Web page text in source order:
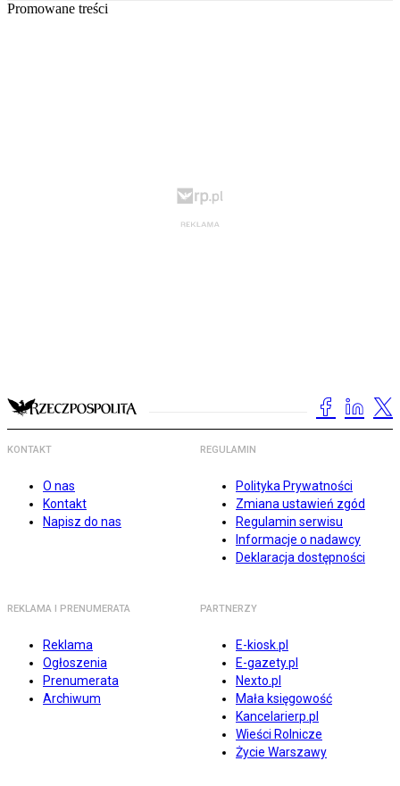
Promowane treści
KONTAKT
O nas
Kontakt
Napisz do nas
REGULAMIN
Polityka Prywatności
Zmiana ustawień zgód
Regulamin serwisu
Informacje o nadawcy
Deklaracja dostępności
REKLAMA I PRENUMERATA
Reklama
Ogłoszenia
Prenumerata
Archiwum
PARTNERZY
E-kiosk.pl
E-gazety.pl
Nexto.pl
Mała księgowość
Kancelarierp.pl
Wieści Rolnicze
Życie Warszawy